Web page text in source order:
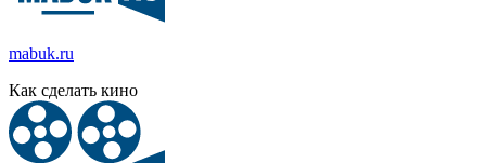
mabuk.ru
Как сделать кино